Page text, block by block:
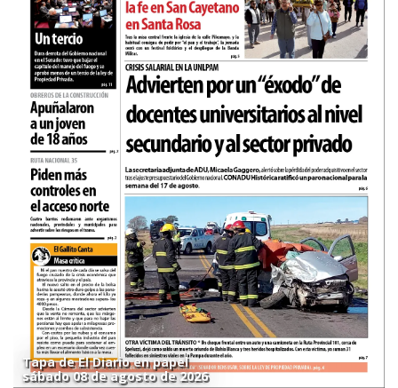
Tapa de El Diario en papel
sábado 08 de agosto de 2026